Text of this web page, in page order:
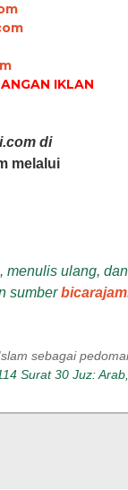
IKLAN
di
melalui
ulang,
sumber
sebagai
Surat 30 Juz: